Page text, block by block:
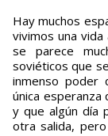
Hay muchos
vivimos una
se parece
soviéticos que
inmenso poder
única esperanza
y que algún día
otra salida,